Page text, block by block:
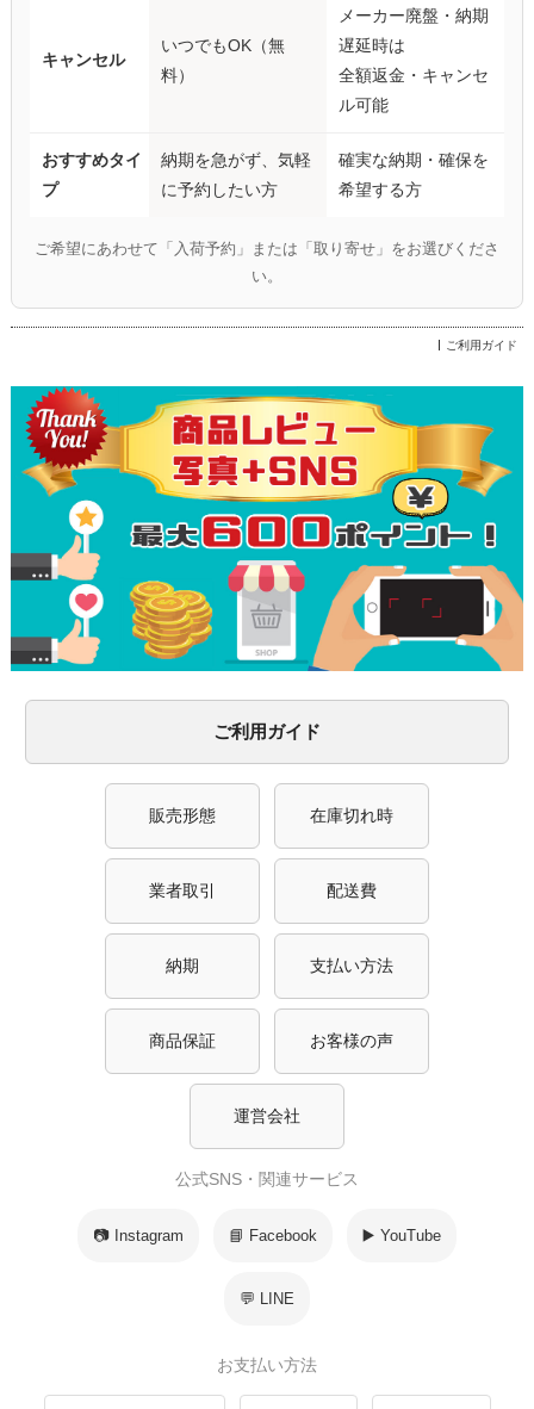
キャンセル
いつでもOK（無
料）
メーカー廃盤・納期
遅延時は
全額返金・キャンセ
ル可能
おすすめタイ
プ
納期を急がず、気軽
に予約したい方
確実な納期・確保を
希望する方
ご希望にあわせて「入荷予約」または「取り寄せ」をお選びくださ
い。
ご利用ガイド
ご利用ガイド
販売形態 在庫切れ時
業者取引 配送費
納期 支払い方法
商品保証 お客様の声
運営会社
公式SNS・関連サービス
📷 Instagram 📘 Facebook ▶️ YouTube
💬 LINE
お支払い方法